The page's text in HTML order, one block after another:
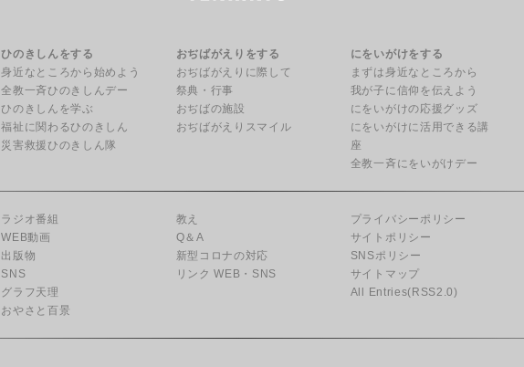
ひのきしんをする
身近なところから始めよう
全教一斉ひのきしんデー
ひのきしんを学ぶ
福祉に関わるひのきしん
災害救援ひのきしん隊
おぢばがえりをする
おぢばがえりに際して
祭典・行事
おぢばの施設
おぢばがえりスマイル
にをいがけをする
まずは身近なところから
我が子に信仰を伝えよう
にをいがけの応援グッズ
にをいがけに活用できる講
座
全教一斉にをいがけデー
ラジオ番組
WEB動画
出版物
SNS
グラフ天理
おやさと百景
教え
Q＆A
新型コロナの対応
リンク WEB・SNS
プライバシーポリシー
サイトポリシー
SNSポリシー
サイトマップ
All Entries(RSS2.0)